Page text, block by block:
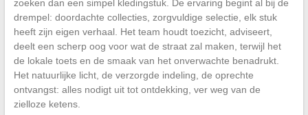
zoeken dan een simpel kledingstuk. De ervaring begint al bij de
drempel: doordachte collecties, zorgvuldige selectie, elk stuk
heeft zijn eigen verhaal. Het team houdt toezicht, adviseert,
deelt een scherp oog voor wat de straat zal maken, terwijl het
de lokale toets en de smaak van het onverwachte benadrukt.
Het natuurlijke licht, de verzorgde indeling, de oprechte
ontvangst: alles nodigt uit tot ontdekking, ver weg van de
zielloze ketens.